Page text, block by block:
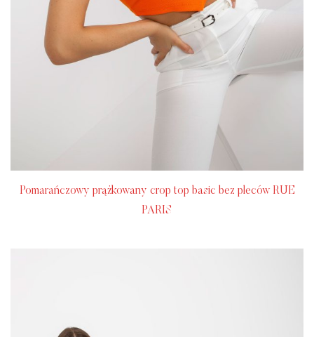
Pomarańczowy prążkowany crop top basic bez pleców RUE
PARIS